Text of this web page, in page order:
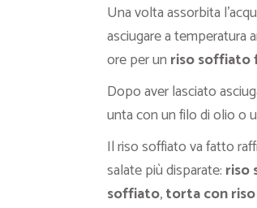
Una volta assorbita
asciugare a
ore per un riso soffiato
Dopo aver lasciato
unta con un filo di olio o
Il riso soffiato va fatto
salate più disparate: riso
soffiato,torta con